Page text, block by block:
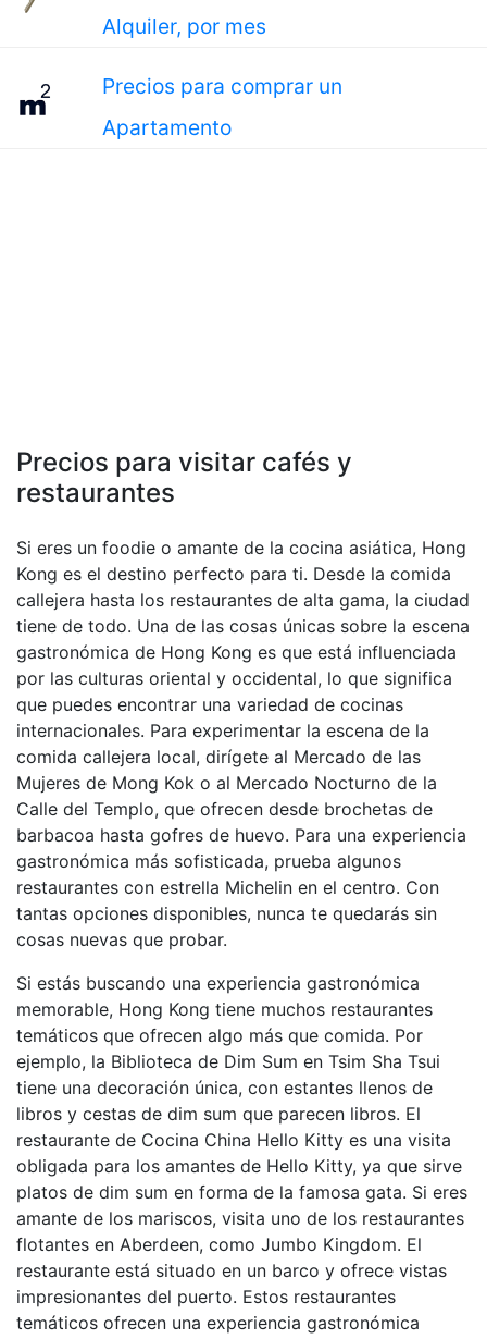
Alquiler, por mes
Precios para comprar un
Apartamento
Precios para visitar cafés y
restaurantes
Si eres un foodie o amante de la cocina asiática, Hong
Kong es el destino perfecto para ti. Desde la comida
callejera hasta los restaurantes de alta gama, la ciudad
tiene de todo. Una de las cosas únicas sobre la escena
gastronómica de Hong Kong es que está influenciada
por las culturas oriental y occidental, lo que significa
que puedes encontrar una variedad de cocinas
internacionales. Para experimentar la escena de la
comida callejera local, dirígete al Mercado de las
Mujeres de Mong Kok o al Mercado Nocturno de la
Calle del Templo, que ofrecen desde brochetas de
barbacoa hasta gofres de huevo. Para una experiencia
gastronómica más sofisticada, prueba algunos
restaurantes con estrella Michelin en el centro. Con
tantas opciones disponibles, nunca te quedarás sin
cosas nuevas que probar.
Si estás buscando una experiencia gastronómica
memorable, Hong Kong tiene muchos restaurantes
temáticos que ofrecen algo más que comida. Por
ejemplo, la Biblioteca de Dim Sum en Tsim Sha Tsui
tiene una decoración única, con estantes llenos de
libros y cestas de dim sum que parecen libros. El
restaurante de Cocina China Hello Kitty es una visita
obligada para los amantes de Hello Kitty, ya que sirve
platos de dim sum en forma de la famosa gata. Si eres
amante de los mariscos, visita uno de los restaurantes
flotantes en Aberdeen, como Jumbo Kingdom. El
restaurante está situado en un barco y ofrece vistas
impresionantes del puerto. Estos restaurantes
temáticos ofrecen una experiencia gastronómica